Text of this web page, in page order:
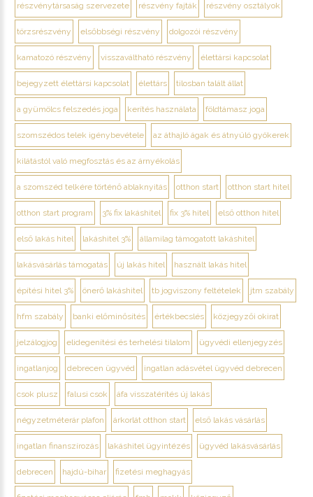
részvénytársaság szervezete részvény fajták részvény osztályok
törzsrészvény elsőbbségi részvény dolgozói részvény
kamatozó részvény visszaváltható részvény élettársi kapcsolat
bejegyzett élettársi kapcsolat élettárs tilosban talált állat
a gyümölcs felszedés joga kerítés használata földtámasz joga
szomszédos telek igénybevétele az áthajló ágak és átnyúló gyökerek
kilátástól való megfosztás és az árnyékolás
a szomszéd telkére történő ablaknyitás otthon start otthon start hitel
otthon start program 3% fix lakáshitel fix 3% hitel első otthon hitel
első lakás hitel lakáshitel 3% államilag támogatott lakáshitel
lakásvásárlás támogatás új lakás hitel használt lakás hitel
építési hitel 3% önerő lakáshitel tb jogviszony feltételek jtm szabály
hfm szabály banki előminősítés értékbecslés közjegyzői okirat
jelzálogjog elidegenítési és terhelési tilalom ügyvédi ellenjegyzés
ingatlanjog debrecen ügyvéd ingatlan adásvétel ügyvéd debrecen
csok plusz falusi csok áfa visszatérítés új lakás
négyzetméterár plafon árkorlát otthon start első lakás vásárlás
ingatlan finanszírozás lakáshitel ügyintézés ügyvéd lakásvásárlás
debrecen hajdú-bihar fizetési meghagyás